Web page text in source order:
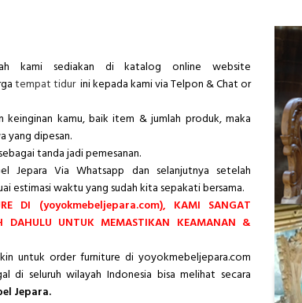
kami sediakan di katalog online website
tempat tidur ini kepada kami via Telpon & Chat or
kamu, baik item & jumlah produk, maka
yang dipesan.
tanda jadi pemesanan.
Jepara Via Whatsapp dan selanjutnya setelah
estimasi waktu yang sudah kita sepakati bersama.
DI (yoyokmebeljepara.com), KAMI SANGAT
DAHULU UNTUK MEMASTIKAN KEAMANAN &
untuk order furniture di yoyokmebeljepara.com
di seluruh wilayah Indonesia bisa melihat secara
Jepara.